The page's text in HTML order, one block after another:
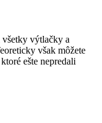
výtlačky a
však môžete
ešte nepredali